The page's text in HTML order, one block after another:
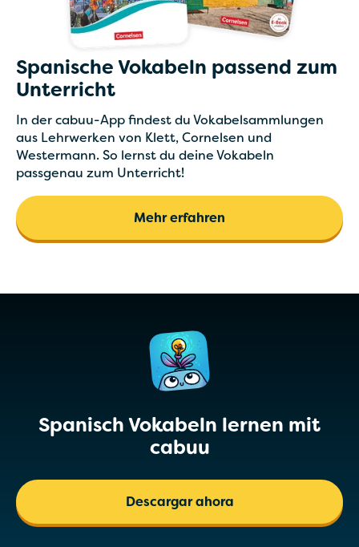
Spanische Vokabeln passend zum
Unterricht
In der cabuu-App findest du Vokabelsammlungen
aus Lehrwerken von Klett, Cornelsen und
Westermann. So lernst du deine Vokabeln
passgenau zum Unterricht!
Mehr erfahren
Spanisch Vokabeln lernen mit
cabuu
Descargar ahora